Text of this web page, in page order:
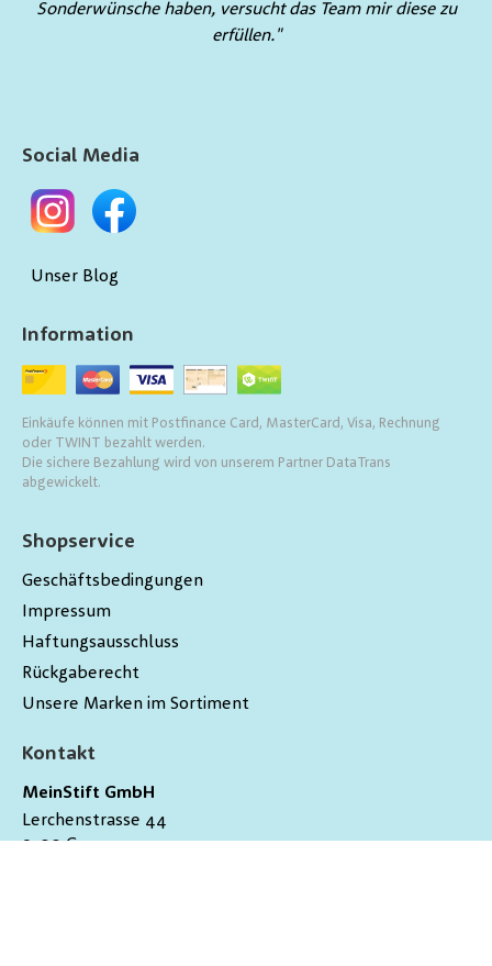
Sonderwünsche haben, versucht das Team mir diese zu
erfüllen."
Kontakt
MeinStift GmbH
Lerchenstrasse 44
9200 Gossau
Shopservice
Geschäftsbedingungen
Impressum
Haftungsausschluss
Rückgaberecht
Unsere Marken im Sortiment
Information
Einkäufe können mit Postfinance Card, MasterCard, Visa, Rechnung
oder TWINT bezahlt werden.
Die sichere Bezahlung wird von unserem Partner DataTrans
abgewickelt.
Social Media
Unser Blog